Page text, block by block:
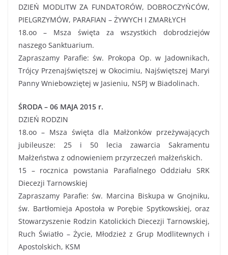
DZIEŃ MODLITW ZA FUNDATORÓW, DOBROCZYŃCÓW,
PIELGRZYMÓW, PARAFIAN – ŻYWYCH I ZMARŁYCH
18.oo – Msza święta za wszystkich dobrodziejów
naszego Sanktuarium.
Zapraszamy Parafie: św. Prokopa Op. w Jadownikach,
Trójcy Przenajświętszej w Okocimiu, Najświętszej Maryi
Panny Wniebowziętej w Jasieniu, NSPJ w Biadolinach.
ŚRODA – 06 MAJA 2015 r.
DZIEŃ RODZIN
18.oo – Msza święta dla Małżonków przeżywających
jubileusze: 25 i 50 lecia zawarcia Sakramentu
Małżeństwa z odnowieniem przyrzeczeń małżeńskich.
15 – rocznica powstania Parafialnego Oddziału SRK
Diecezji Tarnowskiej
Zapraszamy Parafie: św. Marcina Biskupa w Gnojniku,
św. Bartłomieja Apostoła w Porębie Spytkowskiej, oraz
Stowarzyszenie Rodzin Katolickich Diecezji Tarnowskiej,
Ruch Światło – Życie, Młodzież z Grup Modlitewnych i
Apostolskich, KSM